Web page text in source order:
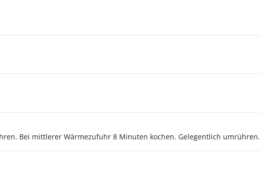
Bei mittlerer Wärmezufuhr 8 Minuten kochen. Gelegentlich umrühren.